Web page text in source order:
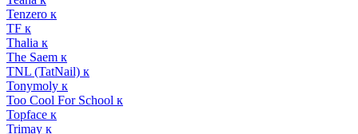
Tenzero к
TF к
Thalia к
The Saem к
TNL (TatNail) к
Tonymoly к
Too Cool For School к
Topface к
Trimay к